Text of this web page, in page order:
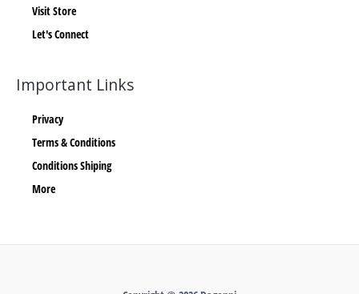
Visit Store
Let's Connect
Important Links
Privacy
Terms & Conditions
Conditions Shiping
More